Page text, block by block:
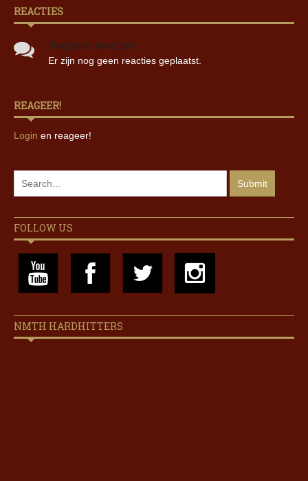
REACTIES
Nog geen reacties!
Er zijn nog geen reacties geplaatst.
REAGEER!
Login en reageer!
FOLLOW US
NMTH HARDHITTERS